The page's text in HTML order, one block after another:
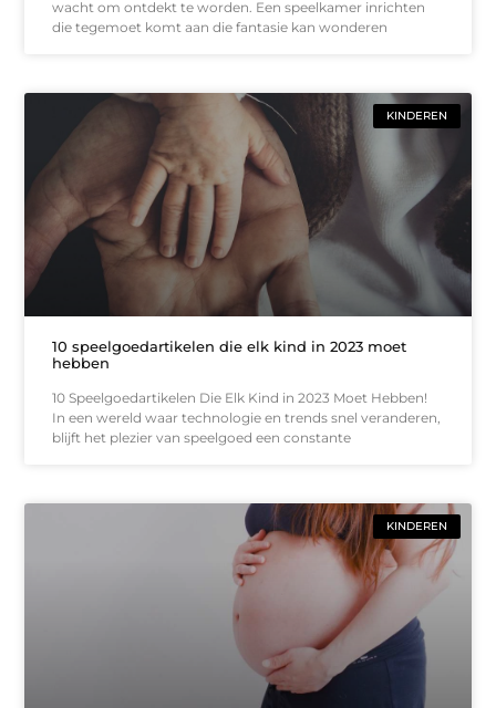
wacht om ontdekt te worden. Een speelkamer inrichten
die tegemoet komt aan die fantasie kan wonderen
KINDEREN
10 speelgoedartikelen die elk kind in 2023 moet
hebben
10 Speelgoedartikelen Die Elk Kind in 2023 Moet Hebben!
In een wereld waar technologie en trends snel veranderen,
blijft het plezier van speelgoed een constante
KINDEREN